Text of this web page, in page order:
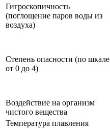
Гигроскопичность
(поглощение паров воды из
воздуха)
Степень опасности (по шкале
от 0 до 4)
Воздействие на организм
чистого вещества
Температура плавления